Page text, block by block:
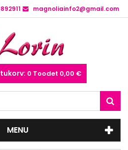
magnoliainfo2@gmail.com
0 Toodet 0,00 €
MENU